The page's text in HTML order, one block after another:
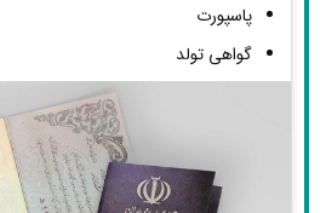
پاسپورت
گواهی تولد